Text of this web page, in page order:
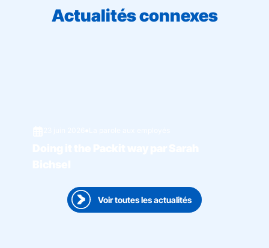
Actualités connexes
Voir toutes les actualités